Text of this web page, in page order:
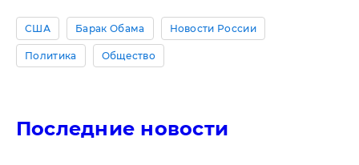
США Барак Обама Новости России
Политика Общество
Последние новости